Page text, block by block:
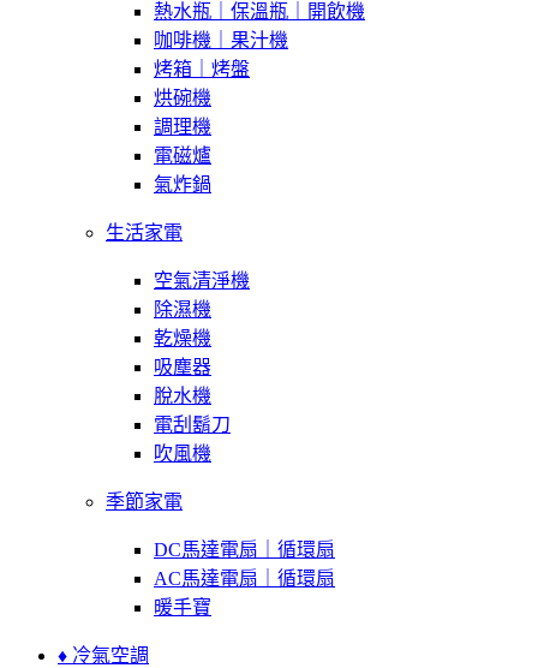
熱水瓶｜保溫瓶｜開飲機
咖啡機｜果汁機
烤箱｜烤盤
烘碗機
調理機
電磁爐
氣炸鍋
生活家電
空氣清淨機
除濕機
乾燥機
吸塵器
脫水機
電刮鬍刀
吹風機
季節家電
DC馬達電扇｜循環扇
AC馬達電扇｜循環扇
暖手寶
♦ 冷氣空調